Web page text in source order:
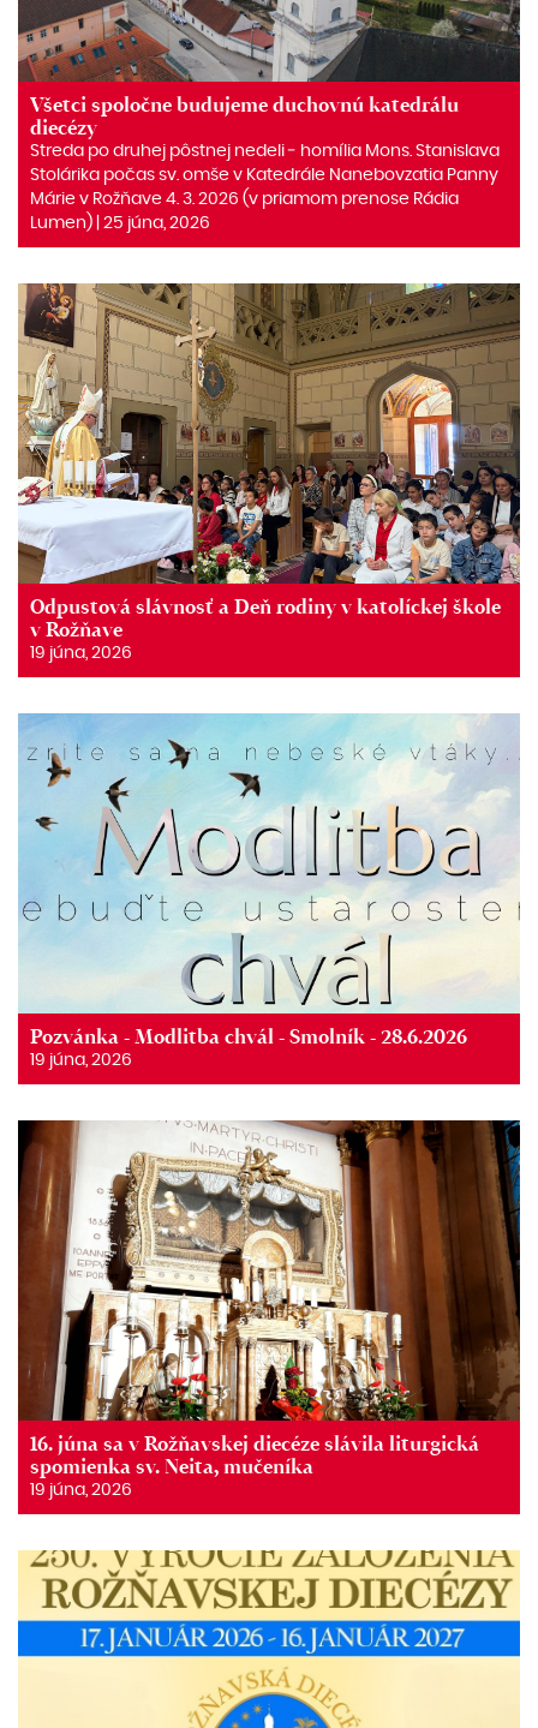
Všetci spoločne budujeme duchovnú katedrálu
diecézy
Streda po druhej pôstnej nedeli ‒ homília Mons. Stanislava
Stolárika počas sv. omše v Katedrále Nanebovzatia Panny
Márie v Rožňave 4. 3. 2026 (v priamom prenose Rádia
Lumen) | 25 júna, 2026
Odpustová slávnosť a Deň rodiny v katolíckej škole
v Rožňave
19 júna, 2026
Pozvánka - Modlitba chvál - Smolník - 28.6.2026
19 júna, 2026
16. júna sa v Rožňavskej diecéze slávila liturgická
spomienka sv. Neita, mučeníka
19 júna, 2026